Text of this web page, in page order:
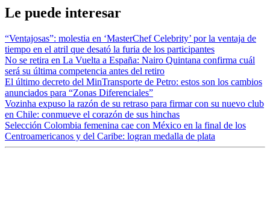
Le puede interesar
“Ventajosas”: molestia en ‘MasterChef Celebrity’ por la ventaja de
tiempo en el atril que desató la furia de los participantes
No se retira en La Vuelta a España: Nairo Quintana confirma cuál
será su última competencia antes del retiro
El último decreto del MinTransporte de Petro: estos son los cambios
anunciados para “Zonas Diferenciales”
Vozinha expuso la razón de su retraso para firmar con su nuevo club
en Chile: conmueve el corazón de sus hinchas
Selección Colombia femenina cae con México en la final de los
Centroamericanos y del Caribe: logran medalla de plata